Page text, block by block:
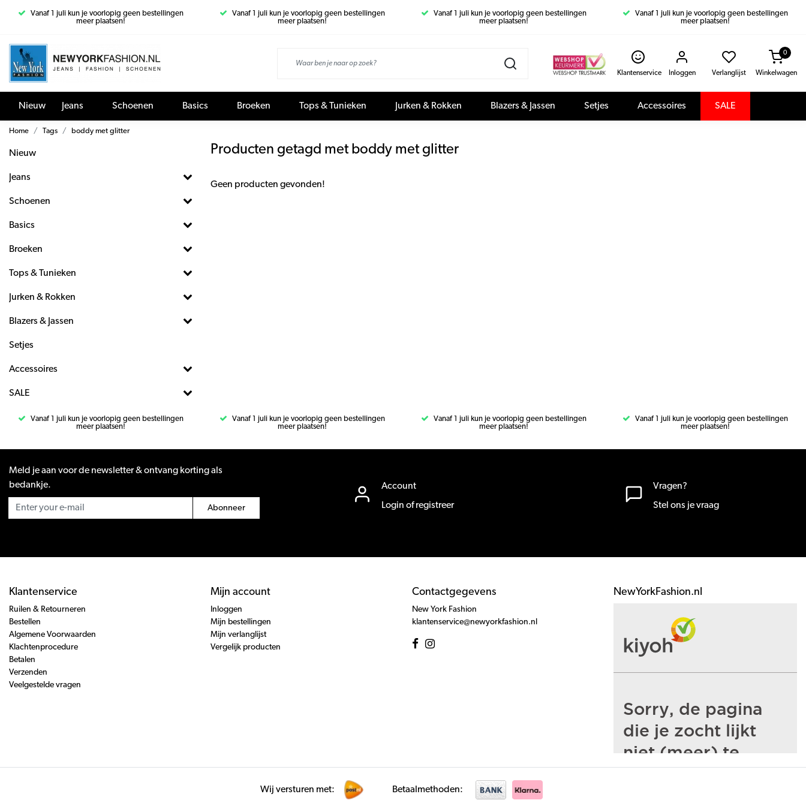
Vanaf 1 juli kun je voorlopig geen bestellingen
meer plaatsen!
Vanaf 1 juli kun je voorlopig geen bestellingen
meer plaatsen!
Vanaf 1 juli kun je voorlopig geen bestellingen
meer plaatsen!
Vanaf 1 juli kun je voorlopig geen bestellingen
meer plaatsen!
Klantenservice Inloggen Verlanglijst Winkelwagen
0
Nieuw Jeans Schoenen Basics Broeken Tops & Tunieken Jurken & Rokken Blazers & Jassen Setjes Accessoires SALE
Home Tags boddy met glitter
Nieuw
Jeans
Schoenen
Basics
Broeken
Tops & Tunieken
Jurken & Rokken
Blazers & Jassen
Setjes
Accessoires
SALE
Producten getagd met boddy met glitter
Geen producten gevonden!
Vanaf 1 juli kun je voorlopig geen bestellingen
meer plaatsen!
Vanaf 1 juli kun je voorlopig geen bestellingen
meer plaatsen!
Vanaf 1 juli kun je voorlopig geen bestellingen
meer plaatsen!
Vanaf 1 juli kun je voorlopig geen bestellingen
meer plaatsen!
Meld je aan voor de newsletter & ontvang korting als
bedankje.
Abonneer
Account
Login of registreer
Vragen?
Stel ons je vraag
Klantenservice
Ruilen & Retourneren
Bestellen
Algemene Voorwaarden
Klachtenprocedure
Betalen
Verzenden
Veelgestelde vragen
Mijn account
Inloggen
Mijn bestellingen
Mijn verlanglijst
Vergelijk producten
Contactgegevens
New York Fashion
klantenservice@newyorkfashion.nl
NewYorkFashion.nl
Wij versturen met: Betaalmethoden: